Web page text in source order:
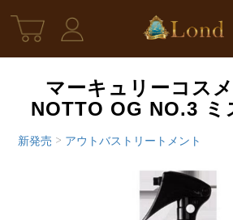
マーキュリーコス
NOTTO OG NO.3 ミ
新発売 > アウトバストリートメント